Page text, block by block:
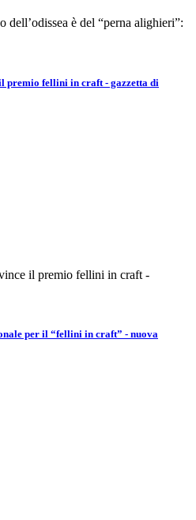
premio fellini in craft - gazzetta di
per il “fellini in craft” - nuova